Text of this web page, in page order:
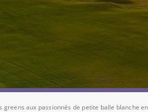
aux passionnés de petite balle blanche